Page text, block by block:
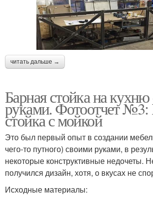
читать дальше →
Барная стойка на
руками. Фотоотчет №3:
стойка с мойкой
Это был первый опыт в создании
чего-то путного) своими руками, в
некоторые конструктивные недочеты.
получился дизайн, хотя, о вкусах не
Исходные материалы: